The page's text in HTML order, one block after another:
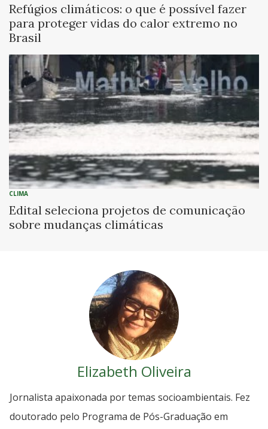
Refúgios climáticos: o que é possível fazer
para proteger vidas do calor extremo no
Brasil
CLIMA
Edital seleciona projetos de comunicação
sobre mudanças climáticas
Elizabeth Oliveira
Jornalista apaixonada por temas socioambientais. Fez
doutorado pelo Programa de Pós-Graduação em